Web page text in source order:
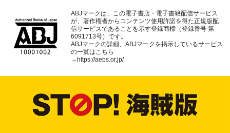
ABJマークは、この電子書店・電子書籍配信サービス
が、著作権者からコンテンツ使用許諾を得た正規版配
信サービスであることを示す登録商標（登録番号 第
6091713号）です。
ABJマークの詳細、ABJマークを掲示しているサービス
の一覧はこちら
→https://aebs.or.jp/